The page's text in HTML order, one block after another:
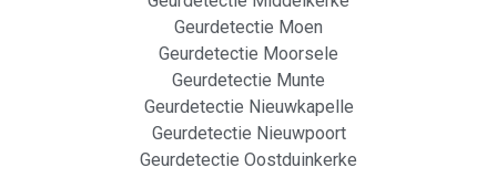
Geurdetectie Moen
Geurdetectie Moorsele
Geurdetectie Munte
Geurdetectie Nieuwkapelle
Geurdetectie Nieuwpoort
Geurdetectie Oostduinkerke